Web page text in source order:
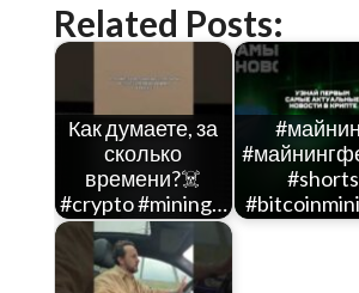
Related Posts:
Как думаете, за
сколько
времени?☠️
#crypto #mining…
#shorts